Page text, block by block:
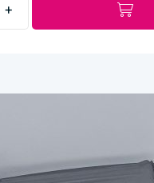
mobylette
+